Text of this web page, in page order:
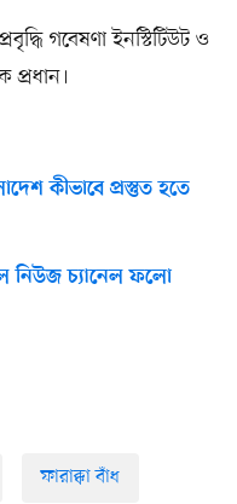
গবেষণা ইনস্টিটিউট ও
প্রধান।
কীভাবে প্রস্তুত হতে
নিউজ চ্যানেল ফলো
ফারাক্কা বাঁধ